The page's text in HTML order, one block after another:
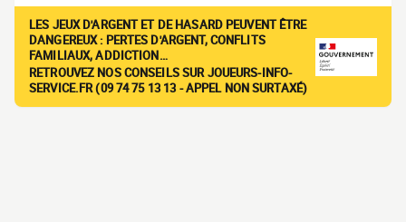
LES JEUX D'ARGENT ET DE HASARD PEUVENT ÊTRE
DANGEREUX : PERTES D'ARGENT, CONFLITS
FAMILIAUX, ADDICTION…
RETROUVEZ NOS CONSEILS SUR JOUEURS-INFO-
SERVICE.FR (09 74 75 13 13 - APPEL NON SURTAXÉ)